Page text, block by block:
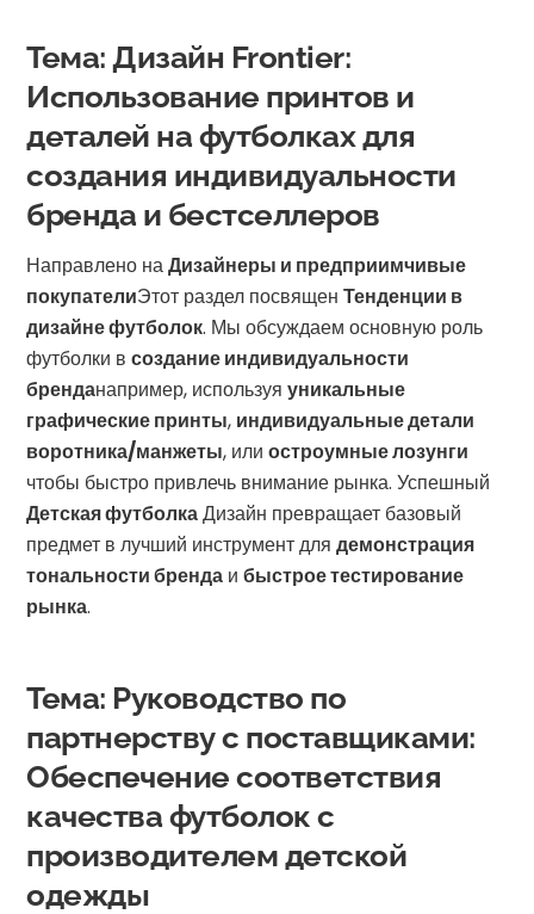
Тема: Дизайн Frontier:
Использование принтов и
деталей на футболках для
создания индивидуальности
бренда и бестселлеров
Направлено наДизайнеры и предприимчивые
покупателиЭтот раздел посвященТенденции в
дизайне футболок. Мы обсуждаем основную роль
футболки всоздание индивидуальности
бренданапример, используяуникальные
графические принты, индивидуальные детали
воротника/манжеты, илиостроумные лозунги
чтобы быстро привлечь внимание рынка. Успешный
Детская футболкаДизайн превращает базовый
предмет в лучший инструмент длядемонстрация
тональности бренда ибыстрое тестирование
рынка.
Тема: Руководство по
партнерству с поставщиками:
Обеспечение соответствия
качества футболок с
производителем детской
одежды